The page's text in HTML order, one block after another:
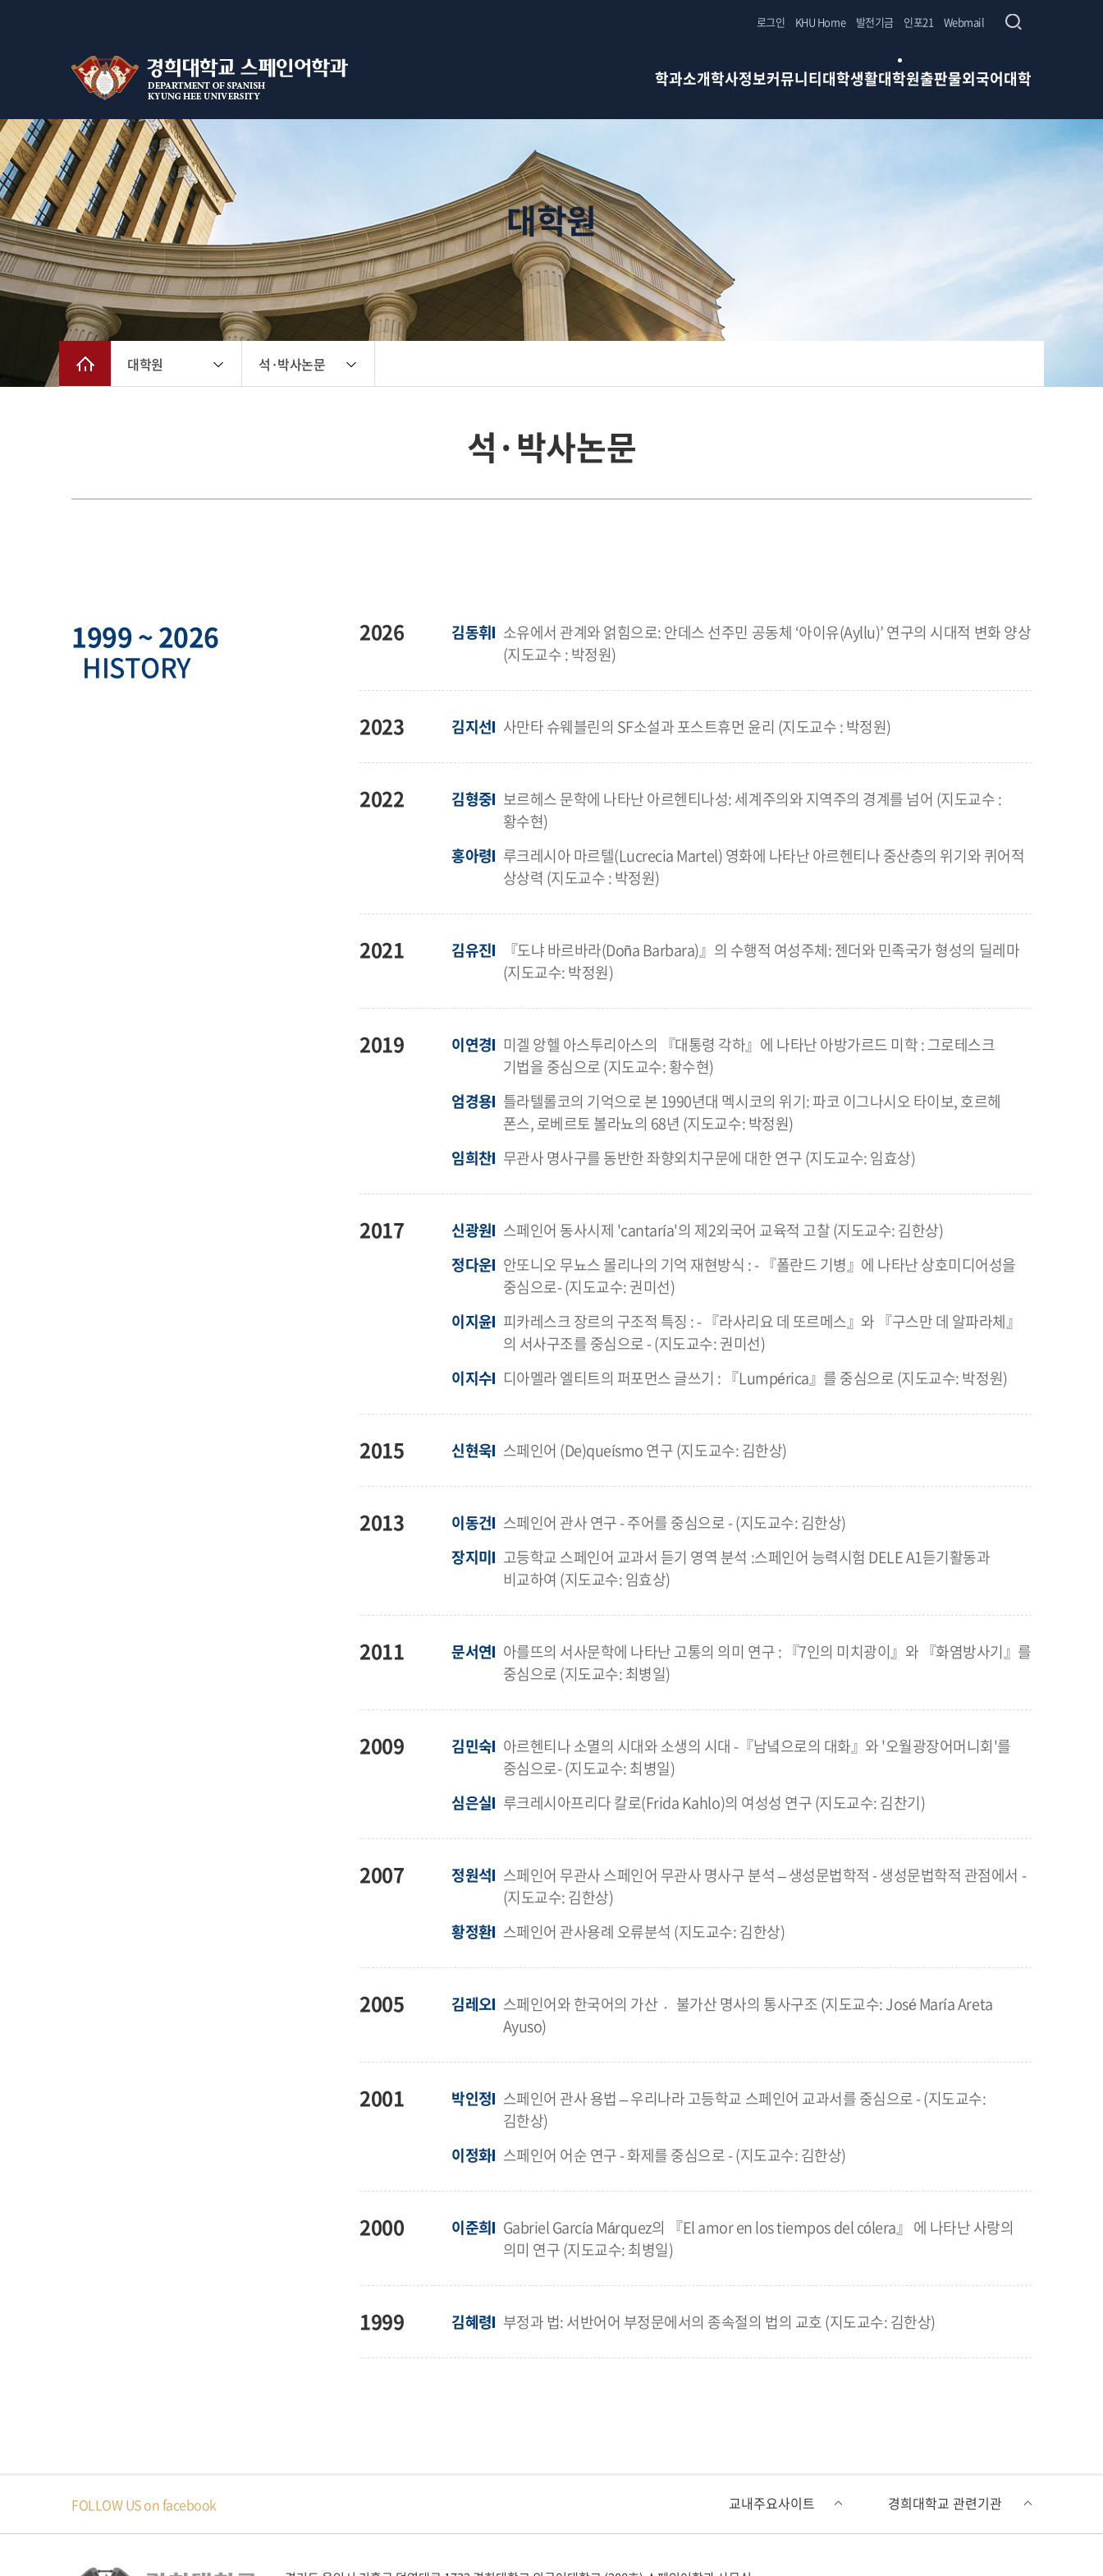
학과소개학사정보커뮤니티대학생활대학원출판물외국어대학
로그인 KHU Home 발전기금 인포21 Webmail
대학원
대학원 석·박사논문
석·박사논문
1999 ~ 2026
HISTORY
2026 김동휘 소유에서 관계와 얽힘으로: 안데스 선주민 공동체 ‘아이유(Ayllu)’ 연구의 시대적 변화 양상
(지도교수 : 박정원)
2023 김지선 사만타 슈웨블린의 SF소설과 포스트휴먼 윤리 (지도교수 : 박정원)
2022 김형중 보르헤스 문학에 나타난 아르헨티나성: 세계주의와 지역주의 경계를 넘어 (지도교수 :
황수현)
홍아령 루크레시아 마르텔(Lucrecia Martel) 영화에 나타난 아르헨티나 중산층의 위기와 퀴어적
상상력 (지도교수 : 박정원)
2021 김유진
『도냐 바르바라(Doña Barbara)』의 수행적 여성주체: 젠더와 민족국가 형성의 딜레마
(지도교수: 박정원)
2019 이연경
미겔 앙헬 아스투리아스의 『대통령 각하』에 나타난 아방가르드 미학 : 그로테스크
기법을 중심으로 (지도교수: 황수현)
엄경용 틀라텔롤코의 기억으로 본 1990년대 멕시코의 위기: 파코 이그나시오 타이보, 호르헤
폰스, 로베르토 볼라뇨의 68년 (지도교수: 박정원)
임희찬 무관사 명사구를 동반한 좌향외치구문에 대한 연구 (지도교수: 임효상)
2017 신광원 스페인어 동사시제 'cantaría'의 제2외국어 교육적 고찰 (지도교수: 김한상)
정다운 안또니오 무뇨스 몰리나의 기억 재현방식 : - 『폴란드 기병』에 나타난 상호미디어성을
중심으로- (지도교수: 권미선)
이지윤 피카레스크 장르의 구조적 특징 : - 『라사리요 데 또르메스』와 『구스만 데 알파라체』
의 서사구조를 중심으로 - (지도교수: 권미선)
이지수 디아멜라 엘티트의 퍼포먼스 글쓰기 : 『Lumpérica』를 중심으로 (지도교수: 박정원)
2015 신현욱 스페인어 (De)queísmo 연구 (지도교수: 김한상)
2013 이동건 스페인어 관사 연구 - 주어를 중심으로 - (지도교수: 김한상)
장지미 고등학교 스페인어 교과서 듣기 영역 분석 :스페인어 능력시험 DELE A1듣기활동과
비교하여 (지도교수: 임효상)
2011 문서연 아를뜨의 서사문학에 나타난 고통의 의미 연구 : 『7인의 미치광이』와 『화염방사기』를
중심으로 (지도교수: 최병일)
2009 김민숙 아르헨티나 소멸의 시대와 소생의 시대 -『남녘으로의 대화』와 '오월광장어머니회'를
중심으로- (지도교수: 최병일)
심은실 루크레시아프리다 칼로(Frida Kahlo)의 여성성 연구 (지도교수: 김찬기)
2007 정원석 스페인어 무관사 스페인어 무관사 명사구 분석 – 생성문법학적 - 생성문법학적 관점에서 -
(지도교수: 김한상)
황정환 스페인어 관사용례 오류분석 (지도교수: 김한상)
2005 김레오 스페인어와 한국어의 가산 〮불가산 명사의 통사구조 (지도교수: José María Areta
Ayuso)
2001 박인정 스페인어 관사 용법 – 우리나라 고등학교 스페인어 교과서를 중심으로 - (지도교수:
김한상)
이정화 스페인어 어순 연구 - 화제를 중심으로 - (지도교수: 김한상)
2000 이준희 Gabriel García Márquez의 『El amor en los tiempos del cólera』 에 나타난 사랑의
의미 연구 (지도교수: 최병일)
1999 김혜령 부정과 법: 서반어어 부정문에서의 종속절의 법의 교호 (지도교수: 김한상)
FOLLOW US on facebook